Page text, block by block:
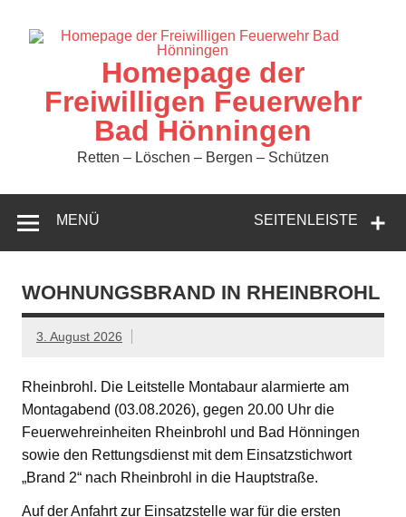
springen
Homepage der
Freiwilligen Feuerwehr
Bad Hönningen
Retten – Löschen – Bergen – Schützen
SEITENLEISTE
MENÜ
WOHNUNGSBRAND IN RHEINBROHL
3. August 2026
Rheinbrohl. Die Leitstelle Montabaur alarmierte am
Montagabend (03.08.2026), gegen 20.00 Uhr die
Feuerwehreinheiten Rheinbrohl und Bad Hönningen
sowie den Rettungsdienst mit dem Einsatzstichwort
„Brand 2“ nach Rheinbrohl in die Hauptstraße.
Auf der Anfahrt zur Einsatzstelle war für die ersten